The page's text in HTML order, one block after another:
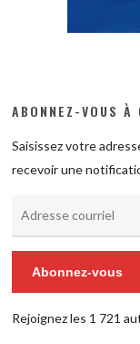
ABONNEZ-VOUS À
Saisissez votre
recevoir une
Abonnez-vous
Rejoignez les 1 721